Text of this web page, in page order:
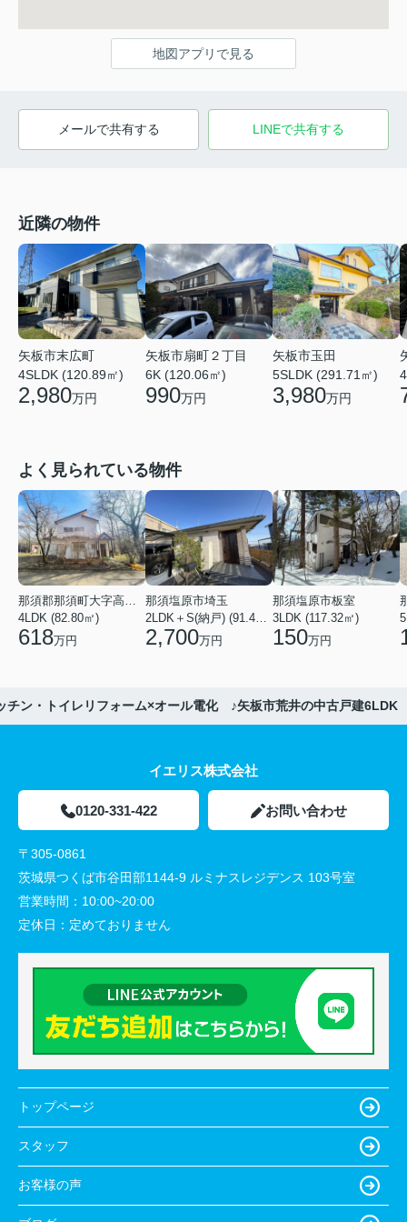
地図アプリで見る
メールで共有する LINEで共有する
近隣の物件
矢板市末広町
4SLDK (120.89㎡)
2,980万円
矢板市扇町２丁目
6K (120.06㎡)
990万円
矢板市玉田
5SLDK (291.71㎡)
3,980万円
よく見られている物件
那須郡那須町大字高久乙
4LDK (82.80㎡)
618万円
那須塩原市埼玉
2LDK＋S(納戸) (91.44㎡)
2,700万円
那須塩原市板室
3LDK (117.32㎡)
150万円
チン・トイレリフォーム×オール電化 ♪矢板市荒井の中古戸建6LDK
イエリス株式会社
0120-331-422 お問い合わせ
〒305-0861
茨城県つくば市谷田部1144-9 ルミナスレジデンス 103号室
営業時間： 10:00~20:00
定休日： 定めておりません
トップページ
スタッフ
お客様の声